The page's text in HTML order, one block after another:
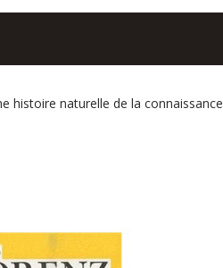
histoire naturelle de la connaissance